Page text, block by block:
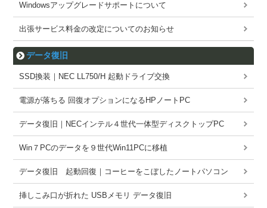
Windowsアップグレードサポートについて
出張サービス料金の改定についてのお知らせ
データ復旧
SSD換装｜NEC LL750/H 起動ドライブ交換
電源が落ちる 回復オプションになるHPノートPC
データ復旧｜NECインテル４世代一体型ディスクトップPC
Win７PCのデータを９世代Win11PCに移植
データ復旧 起動回復｜コーヒーをこぼしたノートパソコン
挿しこみ口が折れた USBメモリ データ復旧